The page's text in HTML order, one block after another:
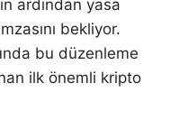
ardından yasa
bekliyor.
bu düzenleme
ilk önemli kripto